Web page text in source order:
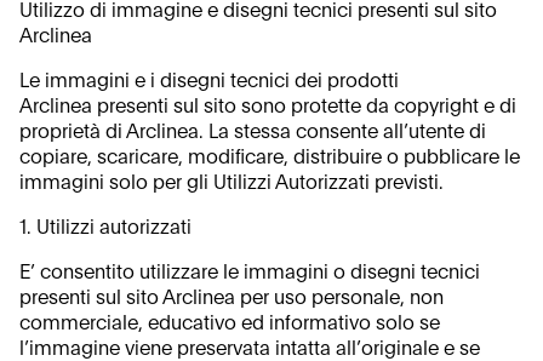
Utilizzo di immagine e disegni tecnici presenti sul sito
Arclinea
Le immagini e i disegni tecnici dei prodotti
Arclinea presenti sul sito sono protette da copyright e di
proprietà di Arclinea. La stessa consente all’utente di
copiare, scaricare, modificare, distribuire o pubblicare le
immagini solo per gli Utilizzi Autorizzati previsti.
1. Utilizzi autorizzati
E’ consentito utilizzare le immagini o disegni tecnici
presenti sul sito Arclinea per uso personale, non
commerciale, educativo ed informativo solo se
l’immagine viene preservata intatta all’originale e se